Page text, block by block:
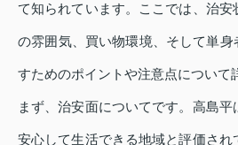
て知られています。ここでは、治安
の雰囲気、買い物環境、そして単
すためのポイントや注意点について
まず、治安面についてです。高島平
安心して生活できる地域と評価さ